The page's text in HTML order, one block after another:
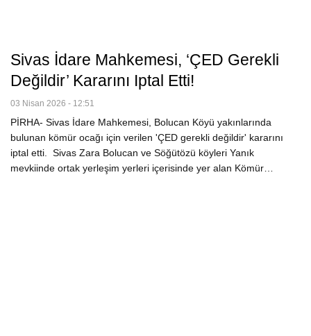
Sivas İdare Mahkemesi, ‘ÇED Gerekli
Değildir’ Kararını Iptal Etti!
03 Nisan 2026 - 12:51
PİRHA- Sivas İdare Mahkemesi, Bolucan Köyü yakınlarında
bulunan kömür ocağı için verilen 'ÇED gerekli değildir' kararını
iptal etti. Sivas Zara Bolucan ve Söğütözü köyleri Yanık
mevkiinde ortak yerleşim yerleri içerisinde yer alan Kömür…